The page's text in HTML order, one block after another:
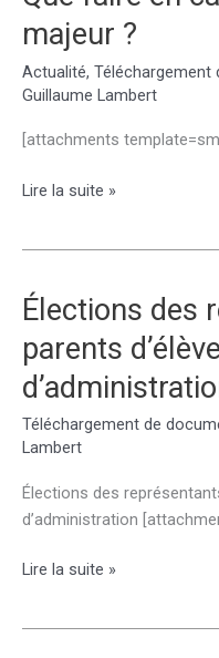
majeur ?
Actualité,
Guillaume Lambert
[attachments
Que
d’accident
majeur
?
Lire la suite »
Élections des
parents
Téléchargement de
Lambert
Élections des
d’administration
Élections
Lire la suite »